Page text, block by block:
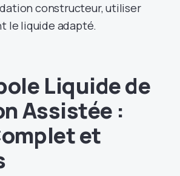
constructeur, utiliser
le liquide adapté.
Liquide de
Assistée :
et